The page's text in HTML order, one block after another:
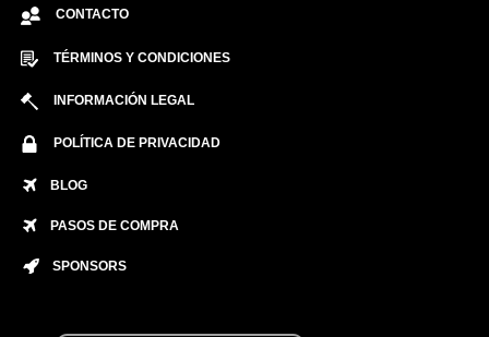
CONTACTO
TÉRMINOS Y CONDICIONES
INFORMACIÓN LEGAL
POLÍTICA DE PRIVACIDAD
BLOG
PASOS DE COMPRA
SPONSORS